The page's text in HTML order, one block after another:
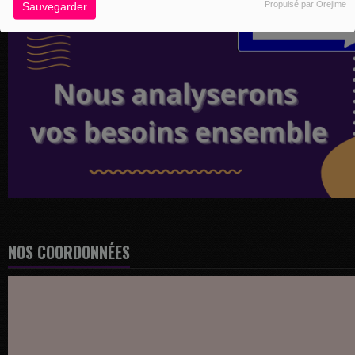
Sauvegarder Propulsé par Orejime
NOS COORDONNÉES